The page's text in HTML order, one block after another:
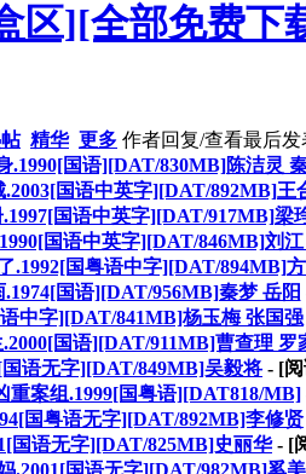
区][全部免费下
精华 更多 作者回复/查看最后发
.1990[国语][DAT/830MB]陈洁灵
国语中英字][DAT/892MB]王
国语中英字][DAT/917MB]梁
国语中英字][DAT/846MB]刘
.1992[国粤语中字][DAT/894MB]
国语][DAT/956MB]秦梦 岳阳
中字][DAT/841MB]杨玉梅 张国强
国语][DAT/911MB]曹查理 罗
语无字][DAT/849MB]吴毅将 - [
重案组.1999[国粤语][DAT818/MB]
国粤语无字][DAT/892MB]李修贤
国语无字][DAT/825MB]史丽华- [
.2001[国语无字][DAT/982MB]奚